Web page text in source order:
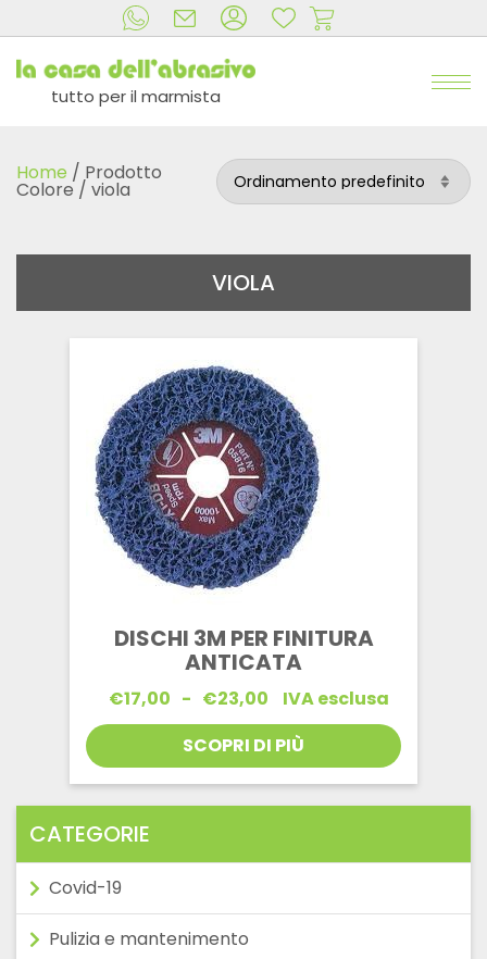
tutto per il marmista
Home / Prodotto
Colore / viola
VIOLA
DISCHI 3M PER FINITURA
ANTICATA
€17,00 - €23,00Fascia
di
prezzo:
da
€17,00
a
€23,00
IVA esclusa
SCOPRI DI PIÙ
CATEGORIE
Covid-19
Pulizia e mantenimento